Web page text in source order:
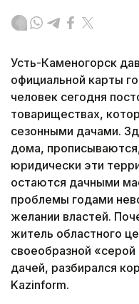
Усть-Каменогорск
официальной карты
человек сегодня
товариществах,
сезонными дачами.
дома,
юридически эти
остаются дачными
проблемы годами
желании властей.
житель областного
своеобразной
дачей, разбирался
Kazinform.